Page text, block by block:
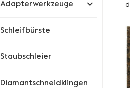
Adapterwerkzeuge
Schleifbürste
Staubschleier
Diamantschneidklingen